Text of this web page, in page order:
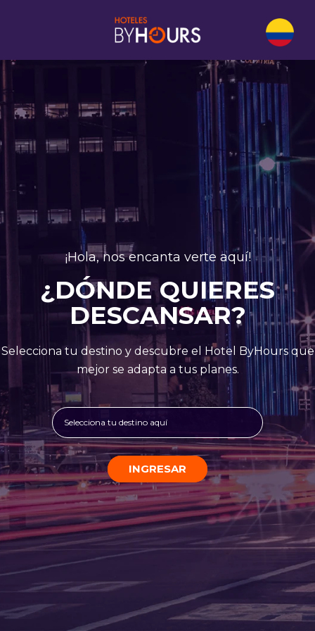
¡Hola, nos encanta verte aquí!
¿DÓNDE QUIERES
DESCANSAR?
Selecciona tu destino y descubre el Hotel ByHours que
mejor se adapta a tus planes.
Selecciona tu destino aquí
INGRESAR